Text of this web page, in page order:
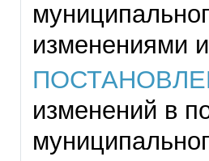
изменениями
изменений в